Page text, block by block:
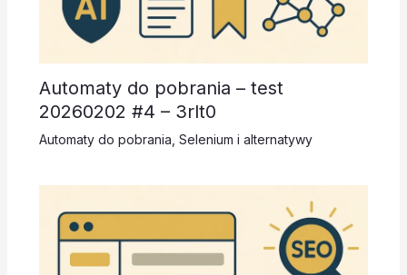
Automaty do pobrania – test
20260202 #4 – 3rlt0
Automaty do pobrania Selenium i alternatywy